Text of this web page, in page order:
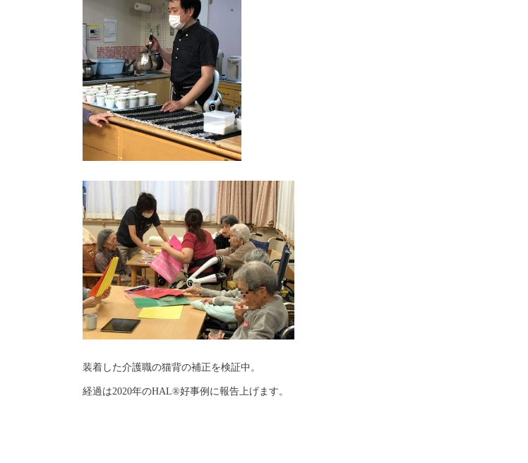
装着した介護職の猫背の補正を検証中。
経過は2020年のHAL®好事例に報告上げます。